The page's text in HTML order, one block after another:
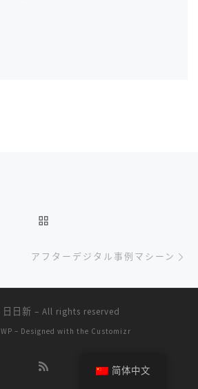
アフターデジタル事例マシーン
日日新 – All rights reserved
WP – Designed with the Customizr
简体中文